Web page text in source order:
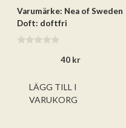
Varumärke: Nea of Sweden
Doft: doftfri
40 kr
LÄGG TILL I
VARUKORG